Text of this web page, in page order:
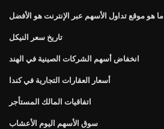
ما هو موقع تداول الأسهم عبر الإنترنت هو الأفضل
تاريخ سعر النيكل
انخفاض أسهم الشركات الصينية في الهند
أسعار العقارات التجارية في كندا
اتفاقيات المالك المستأجر
سوق الأسهم اليوم الأعشاب